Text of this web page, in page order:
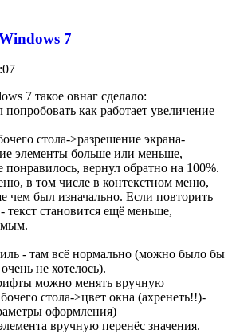
7
7 такое овнаг сделало:
как работает увеличение
стола->разрешение экрана-
элементы больше или меньше,
понравилось, вернул обратно на 100%.
в том числе в контекстном меню,
чем был изначально. Если повторить
текст становится ещё меньше,
- там всё нормально (можно было бы
не хотелось).
можно менять вручную
стола->цвет окна (ахренеть!!)-
оформления)
вручную перенёс значения.